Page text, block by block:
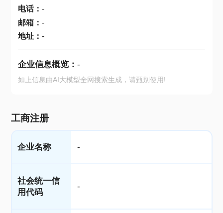
电话： -
邮箱： -
地址： -
企业信息概览： -
如上信息由AI大模型全网搜索生成，请甄别使用!
工商注册
企业名称 -
社会统一信
用代码
-